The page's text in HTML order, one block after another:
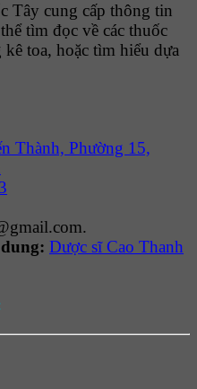
Tây cung cấp thông tin
tìm đọc về các thuốc
toa, hoặc tìm hiểu dựa
Thành, Phường 15,
Dược sĩ Cao Thanh